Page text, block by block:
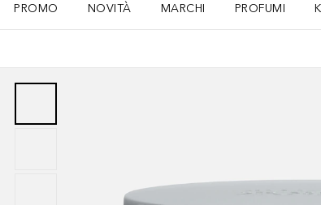
PROMO
NOVITÀ
MARCHI
PROFUMI